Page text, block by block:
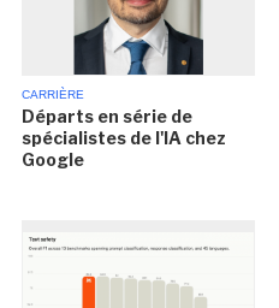
CARRIÈRE
Départs en série de
spécialistes de l'IA chez
Google